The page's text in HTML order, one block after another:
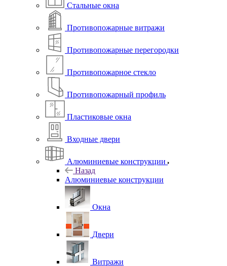
Стальные окна
Противопожарные витражи
Противопожарные перегородки
Противопожарное стекло
Противопожарный профиль
Пластиковые окна
Входные двери
Алюминиевые конструкции
Назад
Алюминиевые конструкции
Окна
Двери
Витражи